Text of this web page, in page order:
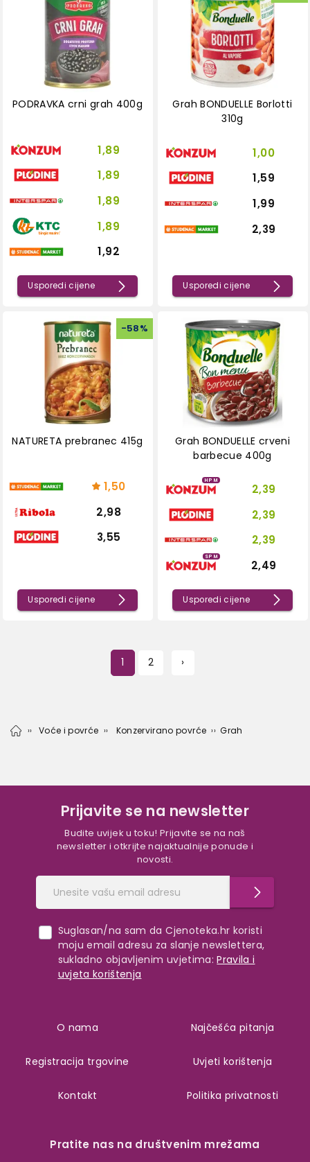
PODRAVKA crni grah 400g
1,89
1,89
1,89
1,89
1,92
Usporedi cijene
Grah BONDUELLE Borlotti
310g
1,00
1,59
1,99
2,39
Usporedi cijene
-58%
NATURETA prebranec 415g
1,50
2,98
3,55
Usporedi cijene
Grah BONDUELLE crveni
barbecue 400g
HPM
2,39
2,39
2,39
SPM
2,49
Usporedi cijene
1 2 ›
Voće i povrće Konzervirano povrće Grah
Prijavite se na newsletter
Budite uvijek u toku! Prijavite se na naš
newsletter i otkrijte najaktualnije ponude i
novosti.
Suglasan/na sam da Cjenoteka.hr koristi
moju email adresu za slanje newslettera,
sukladno objavljenim uvjetima: Pravila i
uvjeta korištenja
Pratite nas na društvenim mrežama
O nama
Registracija trgovine
Kontakt
Najčešća pitanja
Uvjeti korištenja
Politika privatnosti